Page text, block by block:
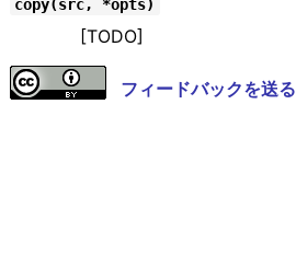
copy(src, *opts)
[TODO]
フィードバックを送る